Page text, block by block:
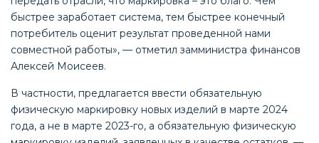
быстрее заработает система, тем быстрее конечный
потребитель оценит результат проведенной нами
совместной работы», — отметил замминистра финансов
Алексей Моисеев.
В частности, предлагается ввести обязательную
физическую маркировку новых изделий в марте 2024
года, а не в марте 2023-го, а обязательную физическую